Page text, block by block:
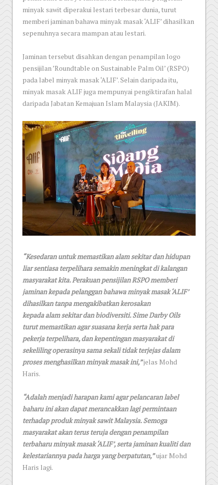
minyak sawit diperakui lestari terbesar dunia, turut
memberi jaminan bahawa minyak masak ‘ALIF’ dihasilkan
sepenuhnya secara mampan atau lestari.
Jaminan tersebut disahkan dengan penampilan logo
pensijilan ’Roundtable on Sustainable Palm Oil’ (RSPO)
pada label minyak masak ‘ALIF’. Selain daripada itu,
minyak masak ALIF juga mempunyai pengiktirafan halal
daripada Jabatan Kemajuan Islam Malaysia (JAKIM).
“Kesedaran untuk memastikan alam sekitar dan hidupan
liar sentiasa terpelihara semakin meningkat di kalangan
masyarakat kita. Perakuan pensijilan RSPO memberi
jaminan kepada pelanggan bahawa minyak masak ‘ALIF’
dihasilkan tanpa mengakibatkan kerosakan
kepada alam sekitar dan biodiversiti. Sime Darby Oils
turut memastikan agar suasana kerja serta hak para
pekerja terpelihara, dan kepentingan masyarakat di
sekeliling operasinya sama sekali tidak terjejas dalam
proses menghasilkan minyak masak ini,”jelas Mohd
Haris.
“Adalah menjadi harapan kami agar pelancaran label
baharu ini akan dapat merancakkan lagi permintaan
terhadap produk minyak sawit Malaysia. Semoga
masyarakat akan terus teruja dengan penampilan
terbaharu minyak masak ‘ALIF’, serta jaminan kualiti dan
kelestariannya pada harga yang berpatutan,”ujar Mohd
Haris lagi.